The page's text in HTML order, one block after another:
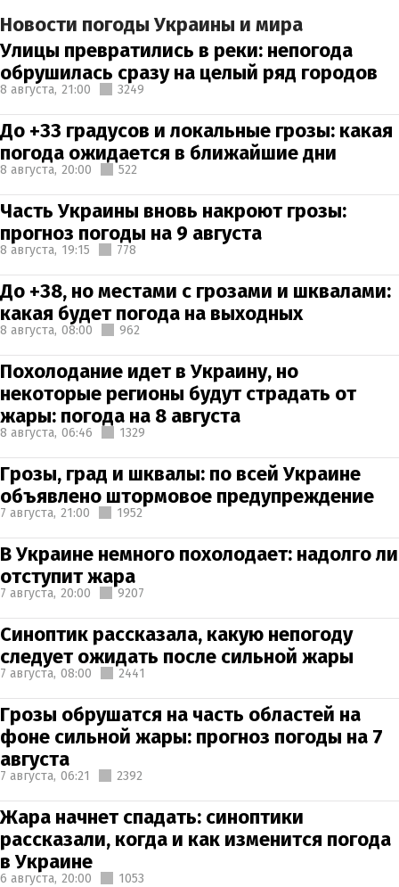
Новости погоды Украины и мира
Улицы превратились в реки: непогода
обрушилась сразу на целый ряд городов
8 августа, 21:00 3249
До +33 градусов и локальные грозы: какая
погода ожидается в ближайшие дни
8 августа, 20:00 522
Часть Украины вновь накроют грозы:
прогноз погоды на 9 августа
8 августа, 19:15 778
До +38, но местами с грозами и шквалами:
какая будет погода на выходных
8 августа, 08:00 962
Похолодание идет в Украину, но
некоторые регионы будут страдать от
жары: погода на 8 августа
8 августа, 06:46 1329
Грозы, град и шквалы: по всей Украине
объявлено штормовое предупреждение
7 августа, 21:00 1952
В Украине немного похолодает: надолго ли
отступит жара
7 августа, 20:00 9207
Синоптик рассказала, какую непогоду
следует ожидать после сильной жары
7 августа, 08:00 2441
Грозы обрушатся на часть областей на
фоне сильной жары: прогноз погоды на 7
августа
7 августа, 06:21 2392
Жара начнет спадать: синоптики
рассказали, когда и как изменится погода
в Украине
6 августа, 20:00 1053